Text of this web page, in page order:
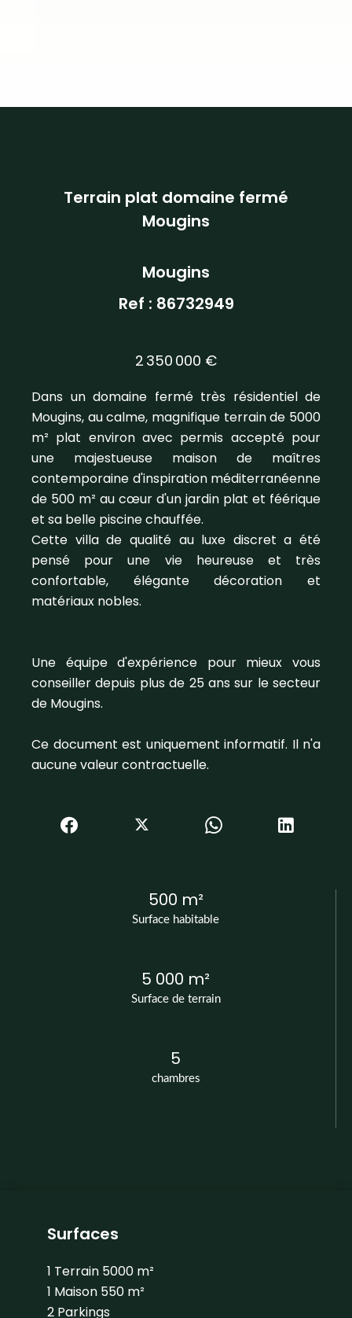
Surface habitable
500 m²
Surface de terrain
5 000 m²
chambres
5
Terrain plat domaine fermé
Mougins
Mougins
Ref : 86732949
2 350 000 €
Dans un domaine fermé très résidentiel de
Mougins, au calme, magnifique terrain de 5000
m² plat environ avec permis accepté pour
une majestueuse maison de maîtres
contemporaine d'inspiration méditerranéenne
de 500 m² au cœur d'un jardin plat et féérique
et sa belle piscine chauffée.
Cette villa de qualité au luxe discret a été
pensé pour une vie heureuse et très
confortable, élégante décoration et
matériaux nobles.
Une équipe d'expérience pour mieux vous
conseiller depuis plus de 25 ans sur le secteur
de Mougins.
Ce document est uniquement informatif. Il n'a
aucune valeur contractuelle.
Surfaces
1 Terrain 5000 m²
1 Maison 550 m²
2 Parkings